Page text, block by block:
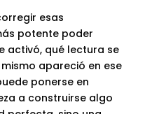
esas
potente poder
activó, qué lectura se
apareció en ese
ponerse en
a construirse algo